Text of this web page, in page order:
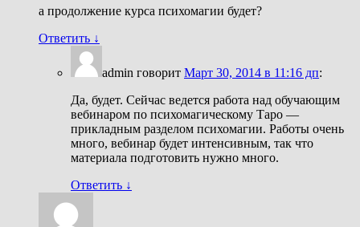
а продолжение курса психомагии будет?
Ответить ↓
admin говорит Март 30, 2014 в 11:16 дп:
Да, будет. Сейчас ведется работа над обучающим
вебинаром по психомагическому Таро —
прикладным разделом психомагии. Работы очень
много, вебинар будет интенсивным, так что
материала подготовить нужно много.
Ответить ↓